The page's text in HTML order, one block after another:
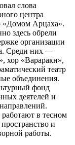
слова
центра
«Домом Арцаха».
здесь обрели
организации
Среди них —
хор «Вараракн»,
театр
объединения.
фонд
деятелей и
в тесном
и
работы.